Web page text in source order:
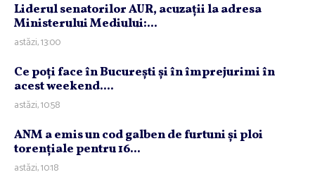
Liderul senatorilor AUR, acuzaţii la adresa
Ministerului Mediului:...
astăzi, 13:00
Ce poţi face în Bucureşti şi în împrejurimi în
acest weekend....
astăzi, 10:58
ANM a emis un cod galben de furtuni şi ploi
torenţiale pentru 16...
astăzi, 10:18